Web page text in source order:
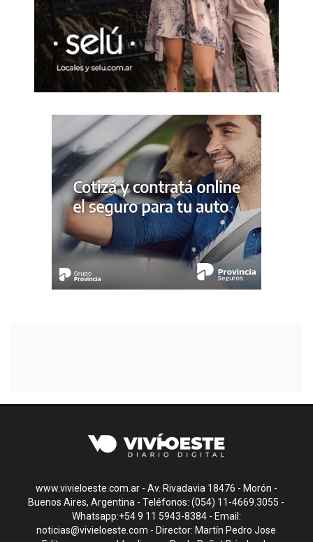
www.vivieloeste.com.ar - Av. Rivadavia 18476 - Morón -
Buenos Aires, Argentina - Teléfonos: (054) 11-4669.3055 -
Whatsapp:+54 9 11 5943-8384 - Email:
noticias@vivieloeste.com - Director: Martín Pedro Jose